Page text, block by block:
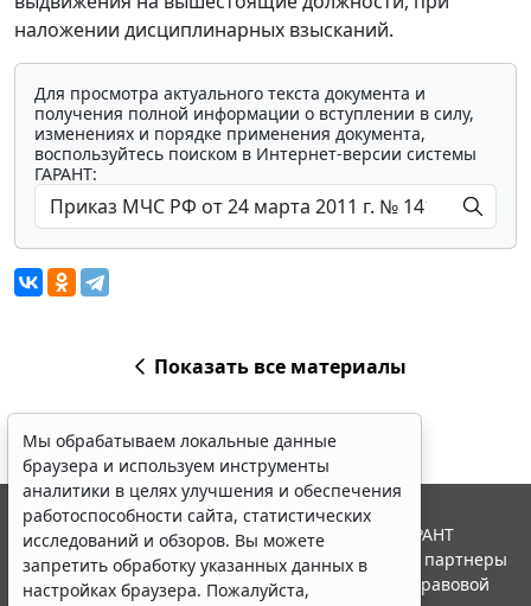
наложении дисциплинарных взысканий.
Для просмотра актуального текста документа и
получения полной информации о вступлении в силу,
изменениях и порядке применения документа,
воспользуйтесь поиском в Интернет-версии системы
ГАРАНТ:
Показать все материалы
Мы обрабатываем локальные данные
браузера и используем инструменты
аналитики в целях улучшения и обеспечения
работоспособности сайта, статистических
исследований и обзоров. Вы можете
запретить обработку указанных данных в
настройках браузера. Пожалуйста,
© ООО "НПП "ГАРАНТ-СЕРВИС", 2026. Система ГАРАНТ
выпускается с 1990 года. Компания "Гарант" и ее партнеры
являются участниками Российской ассоциации правовой